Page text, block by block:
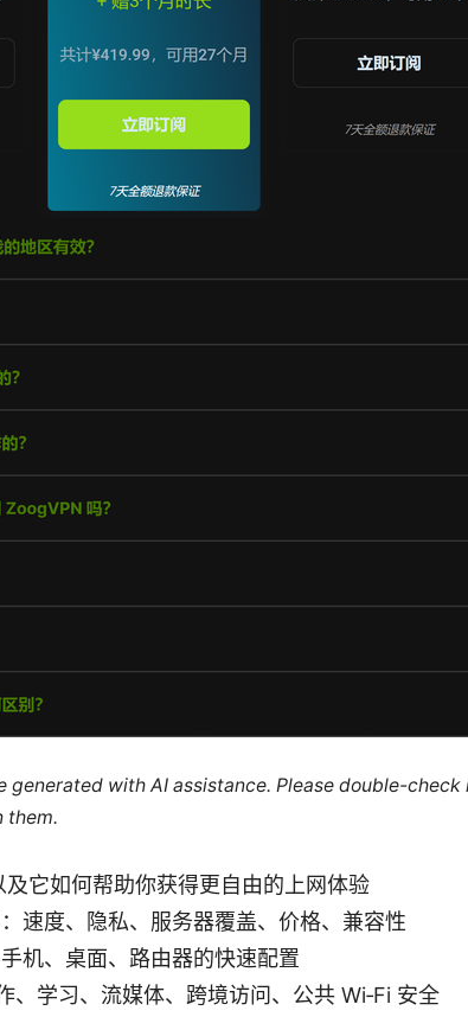
generated with AI assistance. Please double-
them.
它如何帮助你获得更自由的上网体验
速度、隐私、服务器覆盖、价格、兼容性
机、桌面、路由器的快速配置
、学习、流媒体、跨境访问、公共 Wi‑Fi 安全